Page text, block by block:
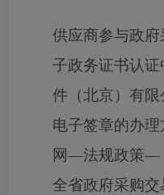
供应商参与政
子政务证书认证
件（北京）有限
电子签章的办
网—法规政策—
全省政府采购交